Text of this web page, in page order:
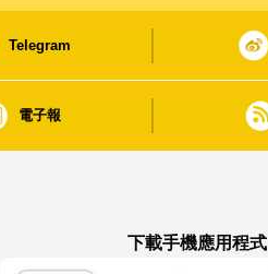
Telegram
電子報
下載手機應用程式